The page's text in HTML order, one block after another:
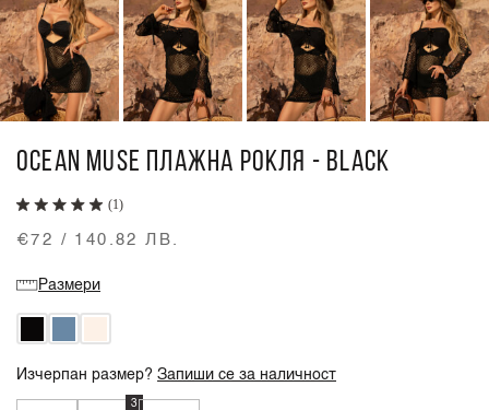
OCEAN MUSE ПЛАЖНА РОКЛЯ - BLACK
(1)
€72 / 140.82 ЛВ.
Размери
Изчерпан размер?Запиши се за наличност
3